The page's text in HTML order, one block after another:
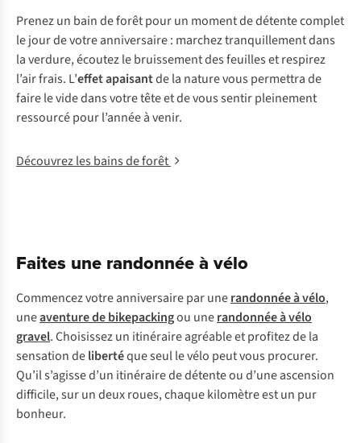
Prenez un bain de forêt pour un moment de détente complet
le jour de votre anniversaire : marchez tranquillement dans
la verdure, écoutez le bruissement des feuilles et respirez
l’air frais. L’effet apaisantde la nature vous permettra de
faire le vide dans votre tête et de vous sentir pleinement
ressourcé pour l’année à venir.
Découvrez les bains de forêt
Faites une randonnée à vélo
Commencez votre anniversaire par unerandonnée à vélo,
uneaventure de bikepackingou unerandonnée à vélo
gravel. Choisissez un itinéraire agréable et profitez de la
sensation delibertéque seul le vélo peut vous procurer.
Qu’il s’agisse d’un itinéraire de détente ou d’une ascension
difficile, sur un deux roues, chaque kilomètre est un pur
bonheur.